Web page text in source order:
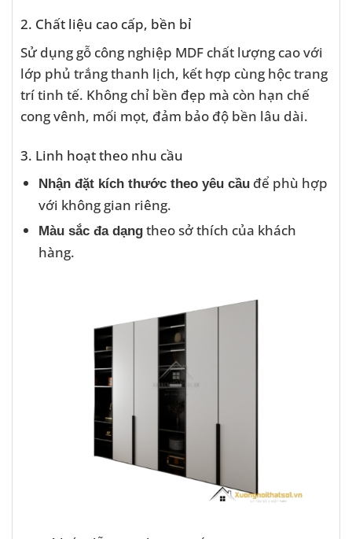
2. Chất liệu cao cấp, bền bỉ
Sử dụng gỗ công nghiệp MDF chất lượng cao với
lớp phủ trắng thanh lịch, kết hợp cùng hộc trang
trí tinh tế. Không chỉ bền đẹp mà còn hạn chế
cong vênh, mối mọt, đảm bảo độ bền lâu dài.
3. Linh hoạt theo nhu cầu
Nhận đặt kích thước theo yêu cầuđể phù hợp
với không gian riêng.
Màu sắc đa dạngtheo sở thích của khách
hàng.